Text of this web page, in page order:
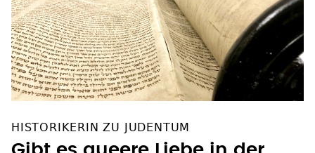
HISTORIKERIN ZU JUDENTUM